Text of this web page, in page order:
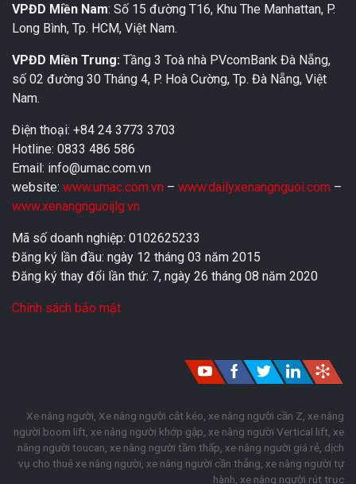
VPĐD Miền Nam: Số 15 đường T16, Khu The Manhattan, P.
Long Bình, Tp. HCM, Việt Nam.
VPĐD Miền Trung: Tầng 3 Toà nhà PVcomBank Đà Nẵng,
số 02 đường 30 Tháng 4, P. Hoà Cường, Tp. Đà Nẵng, Việt
Nam.
Điện thoại: +84 24 3773 3703
Hotline: 0833 486 586
Email: info@umac.com.vn
website: www.umac.com.vn – www.dailyxenangnguoi.com –
www.xenangnguoijlg.vn
Mã số doanh nghiệp: 0102625233
Đăng ký lần đầu: ngày 12 tháng 03 năm 2015
Đăng ký thay đổi lần thứ: 7, ngày 26 tháng 08 năm 2020
Chính sách bảo mật
Xe nâng người, Xe nâng người cắt kéo, xe nâng người cần Z, xe nâng
người boom lift, xe nâng người khớp gập, xe nâng người Vertical lift, xe
nâng người toucan, xe nâng người tầm thấp, xe nâng người giá rẻ, dịch
vụ cho thuê xe nâng người, xe nâng người cần thẳng, xe nâng người tự
hành, xe nâng người rút trục